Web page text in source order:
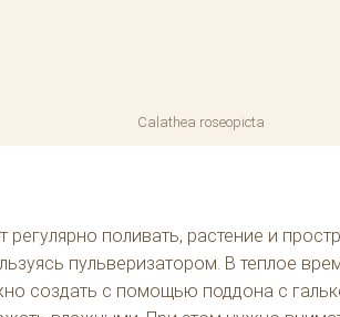
Calathea roseopicta
регулярно поливать, растение и
пульверизатором. В теплое
создать с помощью поддона с